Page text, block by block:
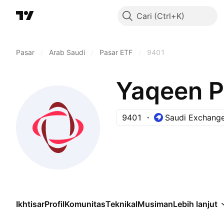
Cari
Pasar Arab Saudi Pasar ETF 9401
Yaqeen
9401 Saudi
IkhtisarProfilKomunitasTeknikalMusimanLebih lanjut